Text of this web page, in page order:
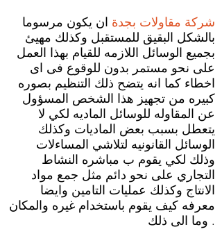
شركة مقاولات بجدة ان يكون مرسوما
بالشكل البقيق للمستقبل وكذلك مهيئ
بجميع الوسائل اللازمه للقيام بهذا العمل
على نحو مستمر بدون للوقوع فى اى
اخطاء كما انه يتضح ذلك التنظيم بصوره
كبيره من تجهيز هذا الشخص المسؤول
عن المقاوله للوسائل الماديه لكي لا
يتعطل بسبب بعض الماديات وكذلك
الوسائل القانونيه لتلاشي المساءلات
وذلك لكي يقوم ب مباشره النشاط
التجاري على نحو دائم مثل جمع مواد
الانتاج وكذلك عمليات التامين وايضا
معرفه كيف يقوم باستخدام غيره والمكان
وما الى ذلك .